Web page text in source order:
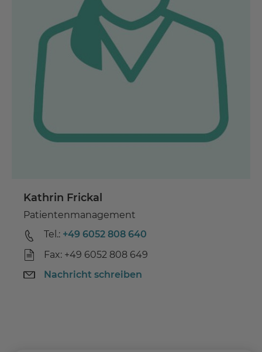
Kathrin Frickal
Patientenmanagement
Tel.: +49 6052 808 640
Fax: +49 6052 808 649
Nachricht schreiben